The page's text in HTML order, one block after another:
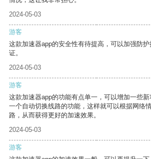
2024-05-03
游客
这款加速器app的安全性有待提高，可以加强防
证。
2024-05-03
游客
这款加速器app的功能有点单一，可以增加一些
一个自动切换线路的功能，这样就可以根据网络
路，从而获得更好的加速效果。
2024-05-03
游客